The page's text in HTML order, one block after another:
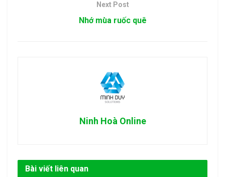
Next Post
Nhớ mùa ruốc quê
Ninh Hoà Online
Bài viết liên quan